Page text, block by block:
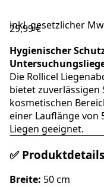
inkl. gesetzlicher
29,99 €
Hygienischer
Die Rollicel
bietet zuverlässigen
kosmetischen
einer Lauflänge von
Liegen geeignet.
✅ Produktdetails
Breite: 50 cm